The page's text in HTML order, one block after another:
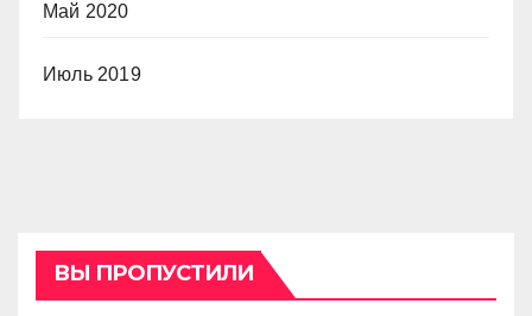
Май 2020
Июль 2019
ВЫ ПРОПУСТИЛИ